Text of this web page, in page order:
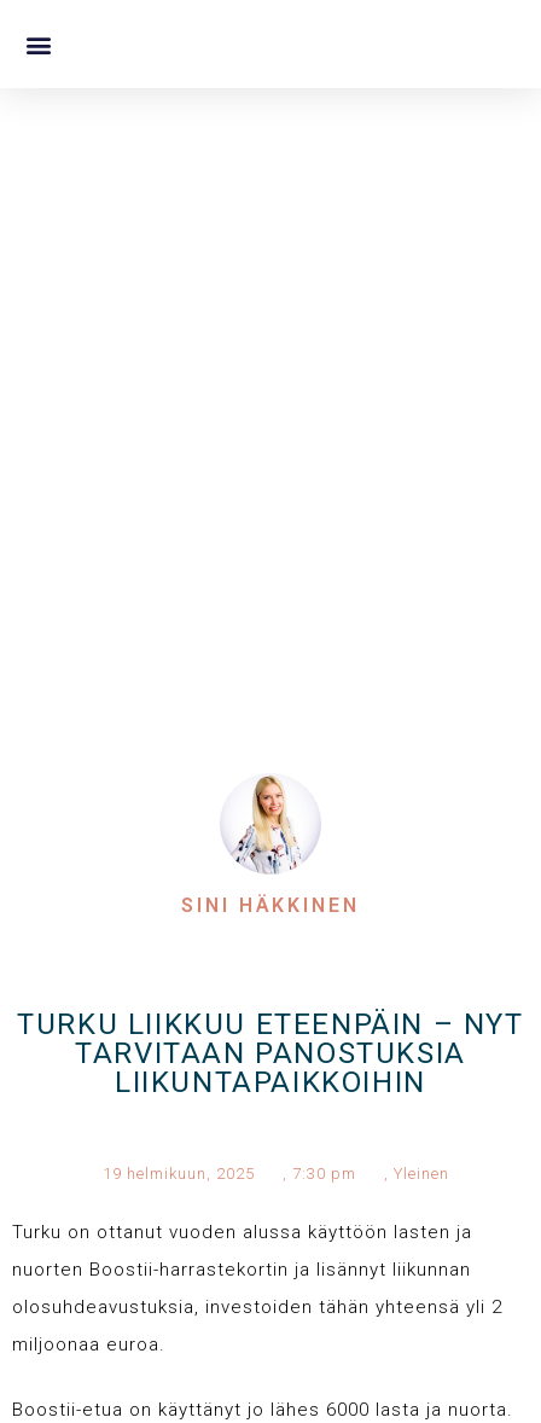
SINI HÄKKINEN
TURKU LIIKKUU ETEENPÄIN – NYT
TARVITAAN PANOSTUKSIA
LIIKUNTAPAIKKOIHIN
19 helmikuun, 2025 , 7:30 pm , Yleinen
Turku on ottanut vuoden alussa käyttöön lasten ja
nuorten Boostii-harrastekortin ja lisännyt liikunnan
olosuhdeavustuksia, investoiden tähän yhteensä yli 2
miljoonaa euroa.
Boostii-etua on käyttänyt jo lähes 6000 lasta ja nuorta.